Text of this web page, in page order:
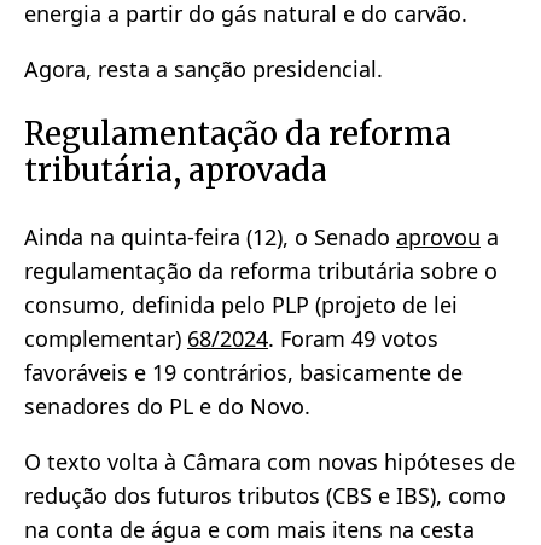
energia a partir do gás natural e do carvão.
Agora, resta a sanção presidencial.
Regulamentação da reforma
tributária, aprovada
Ainda na quinta-feira (12), o Senado aprovou a
regulamentação da reforma tributária sobre o
consumo, definida pelo PLP (projeto de lei
complementar) 68/2024. Foram 49 votos
favoráveis e 19 contrários, basicamente de
senadores do PL e do Novo.
O texto volta à Câmara com novas hipóteses de
redução dos futuros tributos (CBS e IBS), como
na conta de água e com mais itens na cesta